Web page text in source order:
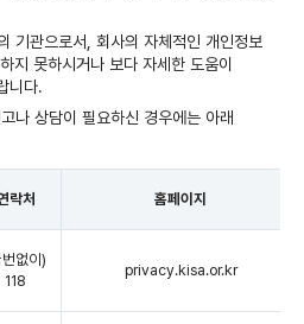
기관으로서, 회사의 자체적인 개인정보
지 못하시거나 보다 자세한 도움이
니다.
나 상담이 필요하신 경우에는 아래
락처 홈페이지
없이)
118
privacy.kisa.or.kr